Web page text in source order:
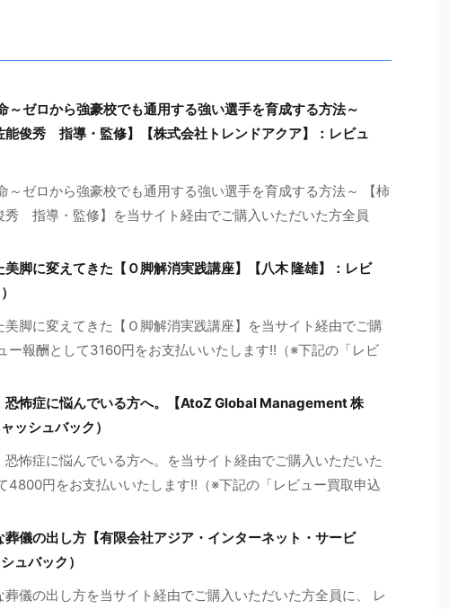
～ゼロから強豪校でも通用する強い選手を育成する方法～
能俊秀 指導・監修】【株式会社トレンドアクア】：レビュ
～ゼロから強豪校でも通用する強い選手を育成する方法～ 【柿
指導・監修】を当サイト経由でご購入いただいた方全員
脚に変えてきた【Ｏ脚解消実践講座】【八木 隆雄】：レビ
脚に変えてきた【Ｏ脚解消実践講座】を当サイト経由でご購
ー報酬として3160円をお支払いいたします!!（※下記の「レビ
恐怖症に悩んでいる方へ。【AtoZ Global Management 株
ッシュバック）
怖症に悩んでいる方へ。を当サイト経由でご購入いただいた
4800円をお支払いいたします!!（※下記の「レビュー買取申込
儀の出し方【有限会社アジア・インターネット・サービ
ュバック）
儀の出し方を当サイト経由でご購入いただいた方全員に、 レ